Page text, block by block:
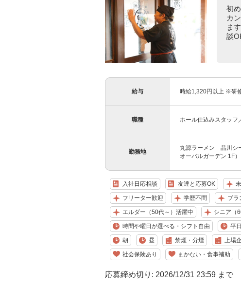
初
カ
ま
談
給与 時給1,320円以上 ※研
職種 ホール仕込みスタッフ
勤務地
丸源ラーメン 品川シ
オーバルガーデン 1F）
入社日応相談 友達と応募OK
フリーター歓迎 学歴不問 ブラ
エルダー（50代～）活躍中 シニア（
時間や曜日が選べる・シフト自由 平
朝 昼 禁煙・分煙 上場
社会保険あり まかない・食事補助
応募締め切り: 2026/12/31 23:59 まで